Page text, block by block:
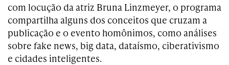
com locução da atriz Bruna Linzmeyer, o programa
compartilha alguns dos conceitos que cruzam a
publicação e o evento homônimos, como análises
sobre fake news, big data, dataísmo, ciberativismo
e cidades inteligentes.